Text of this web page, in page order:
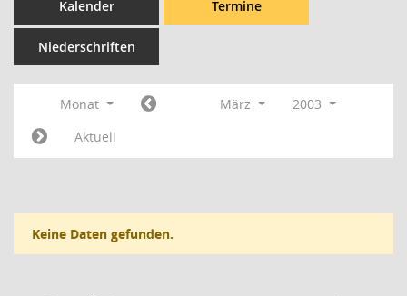
Kalender Termine
Niederschriften
Monat März
2003
Aktuell
Keine Daten gefunden.